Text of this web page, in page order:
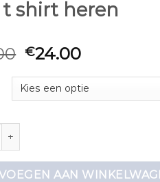
shirt heren
€24.00
heren aantal
AAN